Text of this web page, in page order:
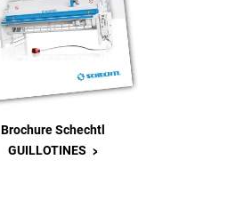
Brochure Schechtl
GUILLOTINES >